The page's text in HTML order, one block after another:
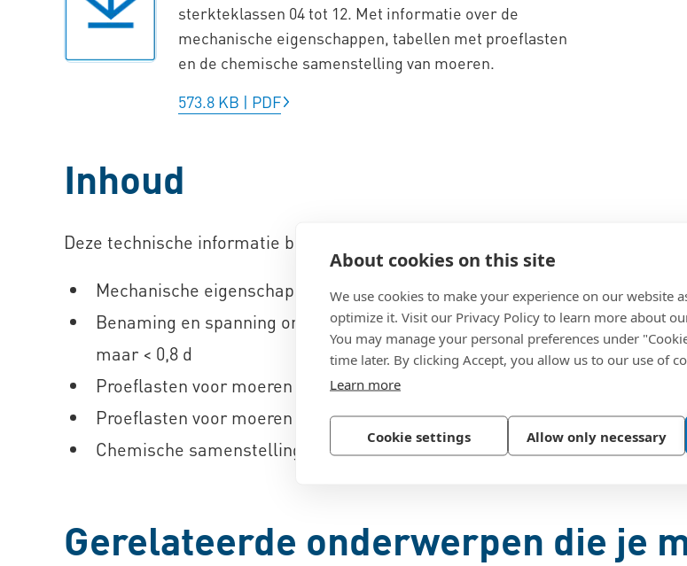
About cookies on this site
We use cookies to make your experience on our website
optimize it. Visit our Privacy Policy to learn more about
You may manage your personal preferences under
time later. By clicking Accept, you allow us to our use of
Learn more
Cookie settings Allow only necessary
sterkteklassen 04 tot 12. Met informatie over de
mechanische eigenschappen, tabellen met proeflasten
en de chemische samenstelling van moeren.
573.8 KB | PDF
Inhoud
Deze technische informatie bevat onder andere definities van:
Mechanische eigenschappen van moeren met ISO metrische draad (grof)
Benaming en spanning onder proeflast voor moeren met een hoogte ≥ 0,5
maar < 0,8 d
Proeflasten voor moeren
Proeflasten voor moeren
0,8 d
Chemische samenstellingen van moeren
Gerelateerde onderwerpen die je